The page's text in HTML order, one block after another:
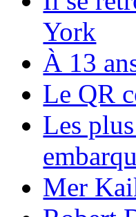
York
À 13
Le QR
Les
Mer